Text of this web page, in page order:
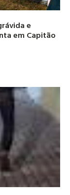
e
em Capitão